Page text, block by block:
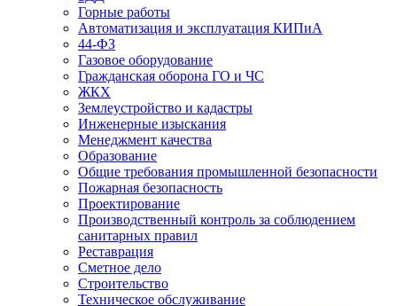
Горные работы
Автоматизация и эксплуатация КИПиА
44-ФЗ
Газовое оборудование
Гражданская оборона ГО и ЧС
ЖКХ
Землеустройство и кадастры
Инженерные изыскания
Менеджмент качества
Образование
Общие требования промышленной безопасности
Пожарная безопасность
Проектирование
Производственный контроль за соблюдением
санитарных правил
Реставрация
Сметное дело
Строительство
Техническое обслуживание